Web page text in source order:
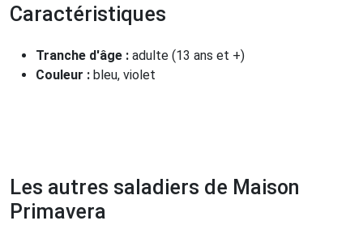
Caractéristiques
Tranche d'âge : adulte (13 ans et +)
Couleur : bleu, violet
Les autres saladiers de Maison
Primavera